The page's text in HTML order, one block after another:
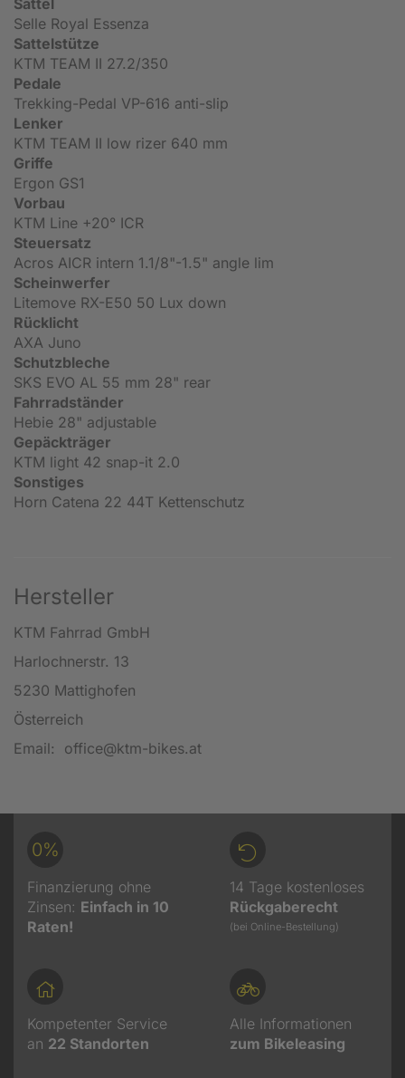
Sattel
Selle Royal Essenza
Sattelstütze
KTM TEAM II 27.2/350
Pedale
Trekking-Pedal VP-616 anti-slip
Lenker
KTM TEAM II low rizer 640 mm
Griffe
Ergon GS1
Vorbau
KTM Line +20° ICR
Steuersatz
Acros AICR intern 1.1/8"-1.5" angle lim
Scheinwerfer
Litemove RX-E50 50 Lux down
Rücklicht
AXA Juno
Schutzbleche
SKS EVO AL 55 mm 28" rear
Fahrradständer
Hebie 28" adjustable
Gepäckträger
KTM light 42 snap-it 2.0
Sonstiges
Horn Catena 22 44T Kettenschutz
Hersteller
KTM Fahrrad GmbH
Harlochnerstr. 13
5230 Mattighofen
Österreich
Email: office@ktm-bikes.at
0%
Finanzierung ohne
Zinsen: Einfach in 10
Raten!
14 Tage kostenloses
Rückgaberecht
(bei Online-Bestellung)
Kompetenter Service
an 22 Standorten
Alle Informationen
zum Bikeleasing